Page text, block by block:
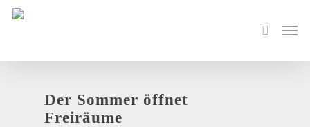
Der Sommer öffnet
Freiräume